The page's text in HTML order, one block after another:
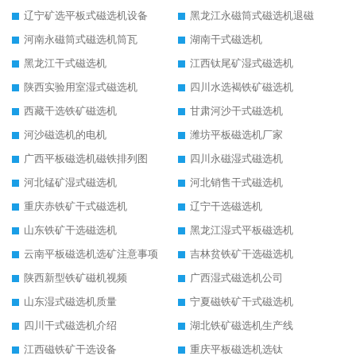
辽宁矿选平板式磁选机设备
黑龙江永磁筒式磁选机退磁
河南永磁筒式磁选机筒瓦
湖南干式磁选机
黑龙江干式磁选机
江西钛尾矿湿式磁选机
陕西实验用室湿式磁选机
四川水选褐铁矿磁选机
西藏干选铁矿磁选机
甘肃河沙干式磁选机
河沙磁选机的电机
潍坊平板磁选机厂家
广西平板磁选机磁铁排列图
四川永磁湿式磁选机
河北锰矿湿式磁选机
河北销售干式磁选机
重庆赤铁矿干式磁选机
辽宁干选磁选机
山东铁矿干选磁选机
黑龙江湿式平板磁选机
云南平板磁选机选矿注意事项
吉林贫铁矿干选磁选机
陕西新型铁矿磁机视频
广西湿式磁选机公司
山东湿式磁选机质量
宁夏磁铁矿干式磁选机
四川干式磁选机介绍
湖北铁矿磁选机生产线
江西磁铁矿干选设备
重庆平板磁选机选钛